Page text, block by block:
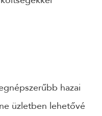
hazai
üzletben lehetővé